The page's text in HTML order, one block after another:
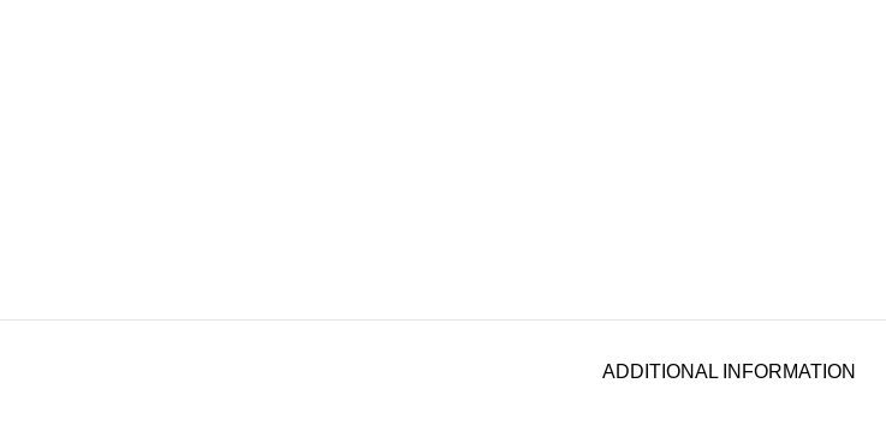
ADDITIONAL INFORMATION